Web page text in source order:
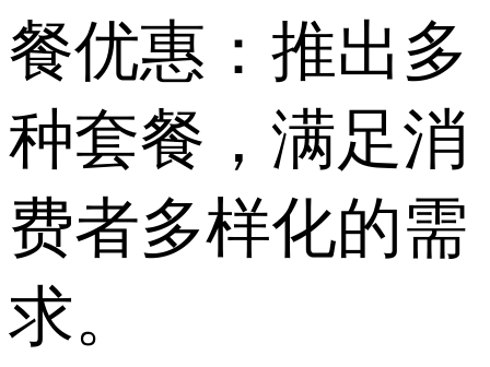
餐优惠：推出多
种套餐，满足消
费者多样化的需
求。